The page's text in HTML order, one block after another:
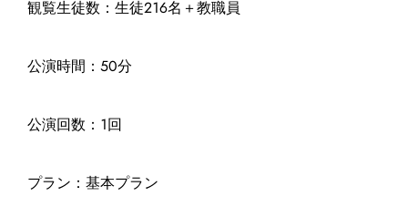
観覧生徒数：生徒216名＋教職員
公演時間：50分
公演回数：1回
プラン：基本プラン